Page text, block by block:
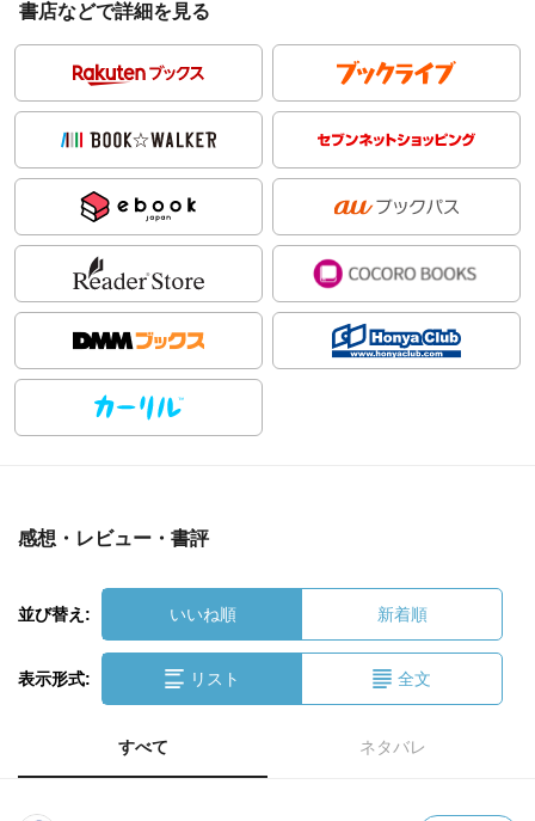
書店などで詳細を見る
感想・レビュー・書評
並び替え: いいね順 新着順
表示形式: リスト 全文
すべて ネタバレ